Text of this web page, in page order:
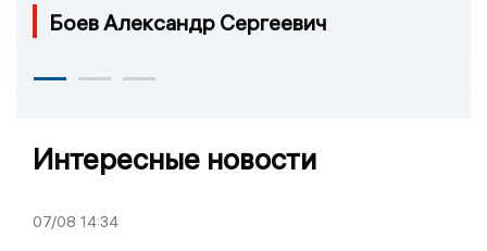
Боев Александр Сергеевич
Интересные новости
07/08 14:34